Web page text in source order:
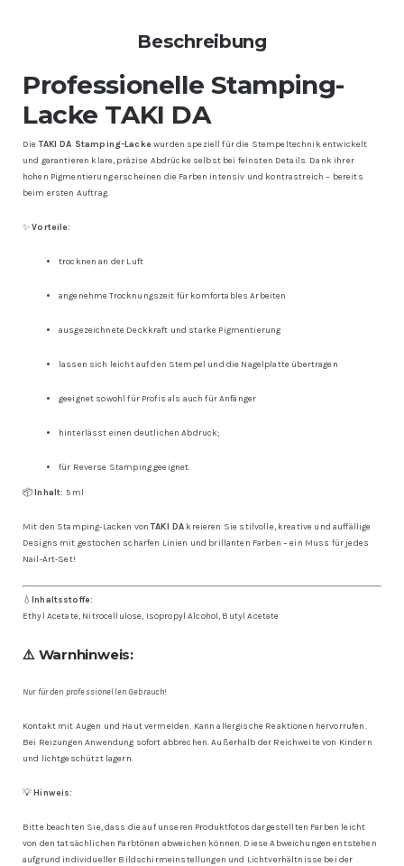
Beschreibung
Professionelle Stamping-
Lacke TAKI DA
DieTAKI DA Stamping-Lackewurden speziell für die Stempeltechnik entwickelt
und garantieren klare, präzise Abdrücke selbst bei feinsten Details. Dank ihrer
hohen Pigmentierung erscheinen die Farben intensiv und kontrastreich – bereits
beim ersten Auftrag.
✨Vorteile:
trocknen an der Luft
angenehme Trocknungszeit für komfortables Arbeiten
ausgezeichnete Deckkraft und starke Pigmentierung
lassen sich leicht auf den Stempel und die Nagelplatte übertragen
geeignet sowohl für Profis als auch für Anfänger
hinterlässt einen deutlichen Abdruck;
für Reverse Stamping geeignet.
📦Inhalt: 5 ml
Mit den Stamping-Lacken vonTAKI DA kreieren Sie stilvolle, kreative und auffällige
Designs mit gestochen scharfen Linien und brillanten Farben – ein Muss für jedes
Nail-Art-Set!
💧Inhaltsstoffe:
Ethyl Acetate, Nitrocellulose, Isopropyl Alcohol, Butyl Acetate
⚠️ Warnhinweis:
Nur für den professionellen Gebrauch!
Kontakt mit Augen und Haut vermeiden. Kann allergische Reaktionen hervorrufen.
Bei Reizungen Anwendung sofort abbrechen. Außerhalb der Reichweite von Kindern
und lichtgeschützt lagern.
💡Hinweis:
Bitte beachten Sie, dass die auf unseren Produktfotos dargestellten Farben leicht
von den tatsächlichen Farbtönen abweichen können. Diese Abweichungen entstehen
aufgrund individueller Bildschirmeinstellungen und Lichtverhältnisse bei der